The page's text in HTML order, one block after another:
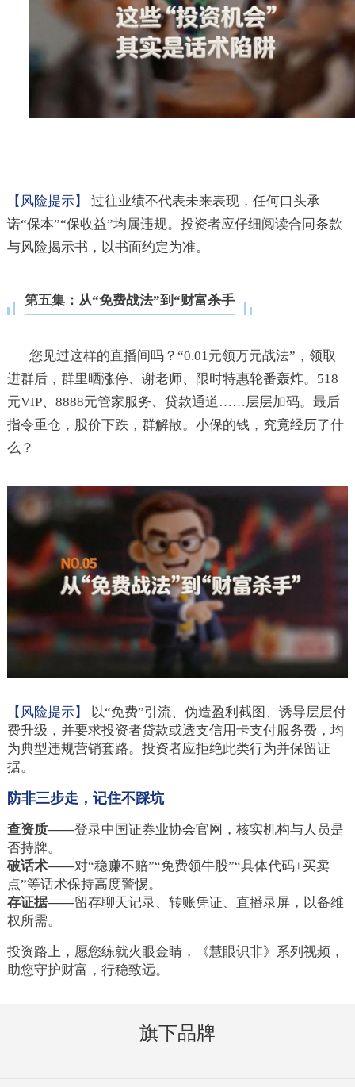
【风险提示】
过往业绩不代表未来表现，任何口头承
诺“保本”“保收益”均属违规。投资者应仔细阅读合同条款
与风险揭示书，以书面约定为准。
第五集：从“免费战法”到“财富杀手
您见过这样的直播间吗？“0.01元领万元战法”，领取
进群后，群里晒涨停、谢老师、限时特惠轮番轰炸。518
元VIP、8888元管家服务、贷款通道……层层加码。最后
指令重仓，股价下跌，群解散。小保的钱，究竟经历了什
么？
【风险提示】
以“免费”引流、伪造盈利截图、诱导层层付
费升级，并要求投资者贷款或透支信用卡支付服务费，均
为典型违规营销套路。投资者应拒绝此类行为并保留证
据。
防非三步走，记住不踩坑
查资质——登录中国证券业协会官网，核实机构与人员是
否持牌。
破话术——对“稳赚不赔”“免费领牛股”“具体代码+买卖
点”等话术保持高度警惕。
存证据——留存聊天记录、转账凭证、直播录屏，以备维
权所需。
投资路上，愿您练就火眼金睛，《慧眼识非》系列视频，
助您守护财富，行稳致远。
旗下品牌